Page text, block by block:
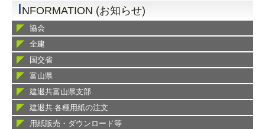
INFORMATION (お知らせ)
協会
全建
国交省
富山県
建退共富山県支部
建退共 各種用紙の注文
用紙販売・ダウンロード等